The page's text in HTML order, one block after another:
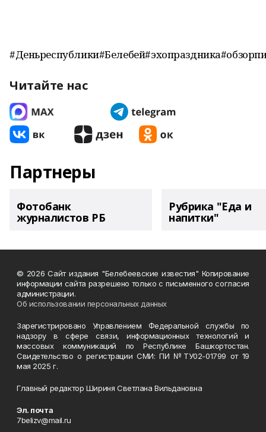
Читайте нас
Партнеры
Фотобанк
журналистов РБ
Рубрика "Еда и
напитки"
© 2026 Сайт издания "Белебеевские известия" Копирование
информации сайта разрешено только с письменного согласия
администрации.
Об использовании персональных данных
Зарегистрировано Управлением Федеральной службы по
надзору в сфере связи, информационных технологий и
массовых коммуникаций по Республике Башкортостан.
Свидетельство о регистрации СМИ: ПИ №ТУ02-01799 от 19
мая 2025 г.
Главный редактор Шириня Светлана Вильдановна
Эл. почта
7belizv@mail.ru